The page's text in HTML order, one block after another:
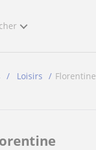
Loisirs Florentine